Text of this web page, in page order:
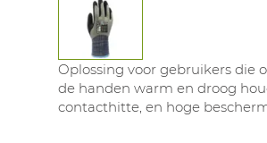
Oplossing voor gebruikers die
de handen warm en droog
contacthitte, en hoge